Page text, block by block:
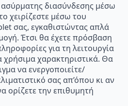
ασύρματης διασύνδεσης μέσω
χειρίζεστε μέσω του
σας, εγκαθιστώντας απλά
Έτσι θα έχετε πρόσβαση
για τη λειτουργία
χρήσιμα χαρακτηριστικά. Θα
να ενεργοποιείτε/
σας απ’όπου κι αν
ορίζετε την επιθυμητή